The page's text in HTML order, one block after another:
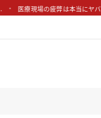
医療現場の疲弊は本当にヤバいっ..